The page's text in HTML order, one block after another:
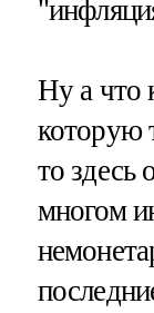
Ну а что
которую
то здесь
многом